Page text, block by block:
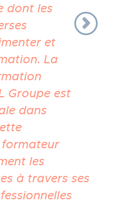
dont les
et
La
Groupe est
dans
les
à travers ses